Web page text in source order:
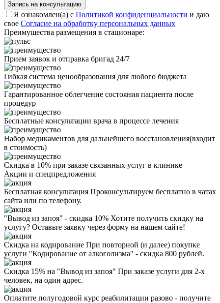
Запись на консультацию
Я ознакомлен(а) с Политикой конфиденциальности и даю
свое Согласие на обработку персональных данных
Преимущества размещения в стационаре:
Прием заявок и отправка бригад 24/7
Гибкая система ценообразования для любого бюджета
Гарантированное облегчение состояния пациента после
процедур
Бесплатные консультации врача в процессе лечения
Набор медикаментов для дальнейшего восстановления(входит
в стоимость)
Скидка в 10% при заказе связанных услуг в клинике
Акции и спецпредложения
Бесплатная консультация Проконсультируем бесплатно в чатах
сайта или по телефону.
"Вывод из запоя" - скидка 10% Хотите получить скидку на
услугу? Оставьте заявку через форму на нашем сайте!
Скидка на кодирование При повторной (и далее) покупке
услуги "Кодирование от алкоголизма" - скидка 800 рублей.
Скидка 15% на "Вывод из запоя" При заказе услуги для 2-х
человек, на один адрес.
Оплатите полугодовой курс реабилитации разово - получите